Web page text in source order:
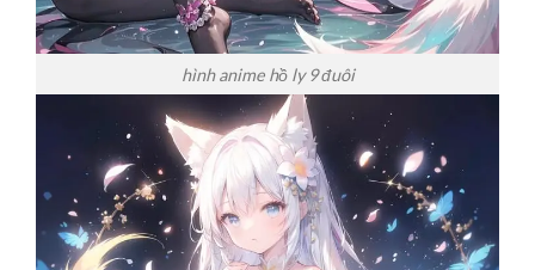
hình anime hồ ly 9 đuôi